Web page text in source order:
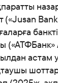
(«Jusan
(«АТФБанк»